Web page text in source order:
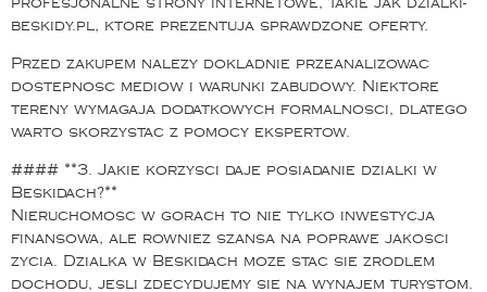
beskidy.pl, ktore prezentuja sprawdzone oferty.
Przed zakupem nalezy dokladnie przeanalizowac
dostepnosc mediow i warunki zabudowy. Niektore
tereny wymagaja dodatkowych formalnosci, dlatego
warto skorzystac z pomocy ekspertow.
#### **3. Jakie korzysci daje posiadanie dzialki w
Beskidach?**
Nieruchomosc w gorach to nie tylko inwestycja
finansowa, ale rowniez szansa na poprawe jakosci
zycia. Dzialka w Beskidach moze stac sie zrodlem
dochodu, jesli zdecydujemy sie na wynajem turystom.